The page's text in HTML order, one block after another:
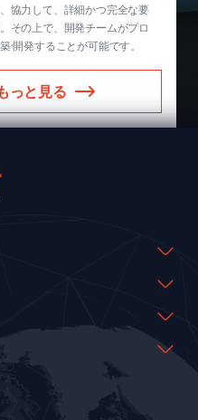
協力して、詳細かつ完全な要
その上で、開発チームがプロ
開発することが可能です。
っと見る